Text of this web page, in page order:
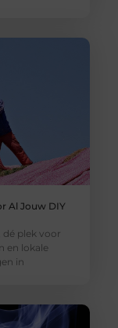
Al Jouw DIY
plek voor
en lokale
in